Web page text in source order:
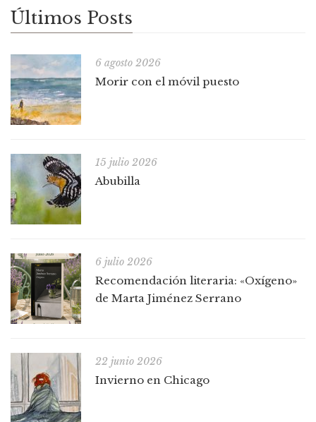
Últimos Posts
6 agosto 2026
Morir con el móvil puesto
15 julio 2026
Abubilla
6 julio 2026
Recomendación literaria: «Oxígeno»
de Marta Jiménez Serrano
22 junio 2026
Invierno en Chicago